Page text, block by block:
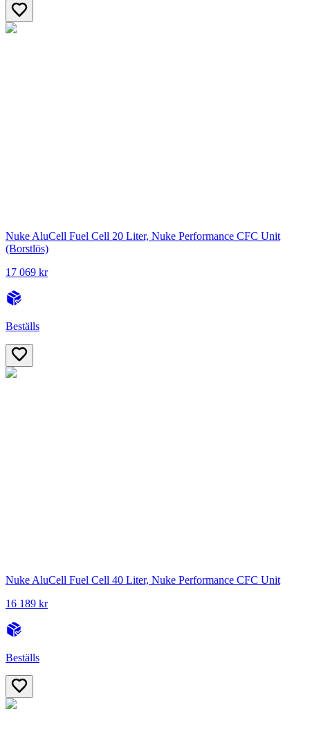
Nuke AluCell Fuel Cell 20 Liter, Nuke Performance CFC Unit
(Borstlös)
17 069 kr
Beställs
Nuke AluCell Fuel Cell 40 Liter, Nuke Performance CFC Unit
16 189 kr
Beställs